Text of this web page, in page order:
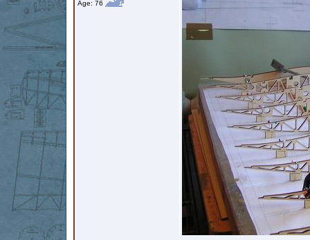
Âge: 76